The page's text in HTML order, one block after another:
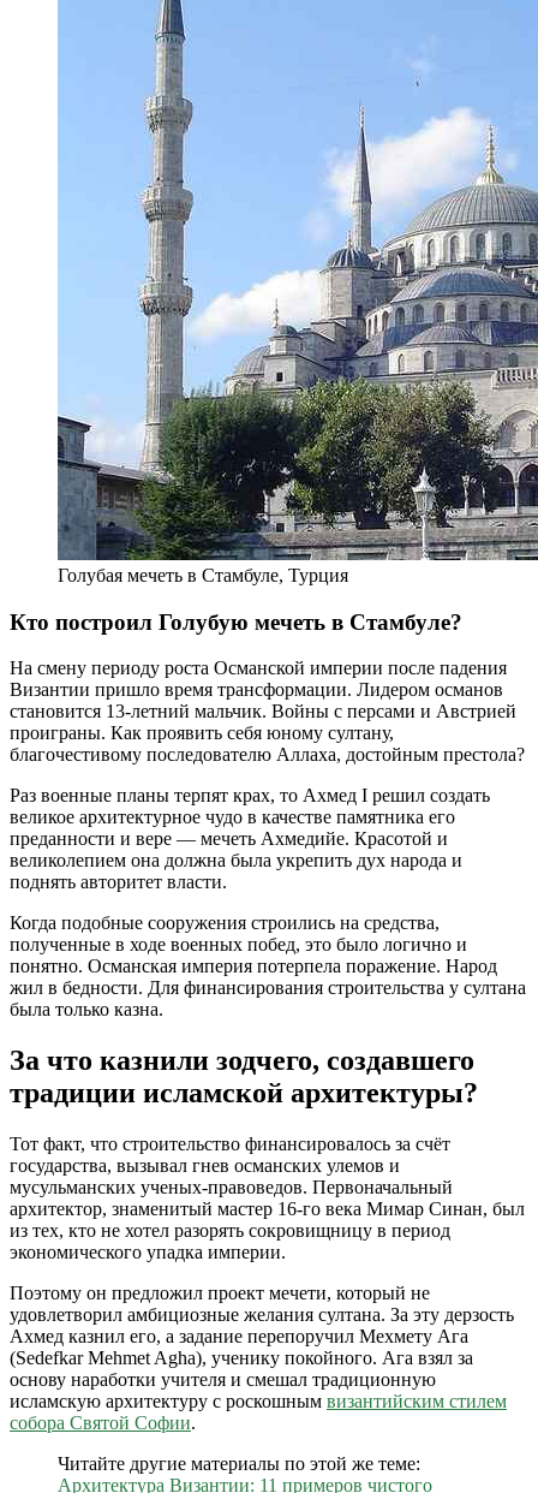
Голубая мечеть в Стамбуле, Турция
Кто построил Голубую мечеть в Стамбуле?
На смену периоду роста Османской империи после падения
Византии пришло время трансформации. Лидером османов
становится 13-летний мальчик. Войны с персами и Австрией
проиграны. Как проявить себя юному султану,
благочестивому последователю Аллаха, достойным престола?
Раз военные планы терпят крах, то Ахмед I решил создать
великое архитектурное чудо в качестве памятника его
преданности и вере — мечеть Ахмедийе. Красотой и
великолепием она должна была укрепить дух народа и
поднять авторитет власти.
Когда подобные сооружения строились на средства,
полученные в ходе военных побед, это было логично и
понятно. Османская империя потерпела поражение. Народ
жил в бедности. Для финансирования строительства у султана
была только казна.
За что казнили зодчего, создавшего
традиции исламской архитектуры?
Тот факт, что строительство финансировалось за счёт
государства, вызывал гнев османских улемов и
мусульманских ученых-правоведов. Первоначальный
архитектор, знаменитый мастер 16-го века Мимар Синан, был
из тех, кто не хотел разорять сокровищницу в период
экономического упадка империи.
Поэтому он предложил проект мечети, который не
удовлетворил амбициозные желания султана. За эту дерзость
Ахмед казнил его, а задание перепоручил Мехмету Ага
(Sedefkar Mehmet Agha), ученику покойного. Ага взял за
основу наработки учителя и смешал традиционную
исламскую архитектуру с роскошным византийским стилем
собора Святой Софии.
Читайте другие материалы по этой же теме:
Архитектура Византии: 11 примеров чистого